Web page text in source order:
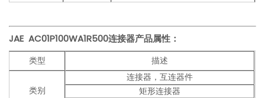
JAE AC01P100WA1R500连接器产品属性：
类型 描述
类别
连接器，互连器件
矩形连接器